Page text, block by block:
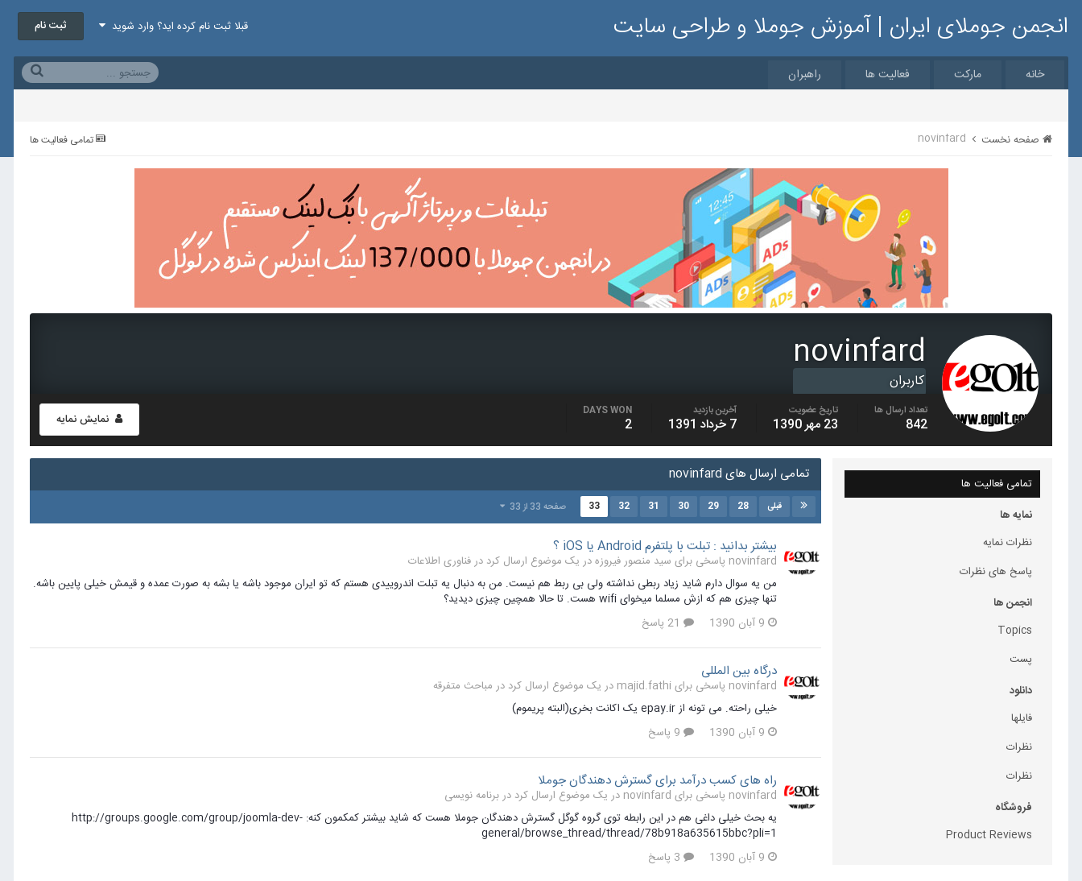
انجمن جوملای ایران | آموزش جوملا و طراحی سایت قبلا ثبت نام کرده اید؟ وارد شوید ثبت نام
خانه مارکت فعالیت ها راهبران
تمامی فعالیت ها صفحه نخست novinfard
novinfard
کاربران
نمایش نمایه تعداد ارسال ها
842
تاریخ عضویت
23 مهر 1390
آخرین بازدید
7 خرداد 1391
DAYS WON
2
تمامی فعالیت ها
نمایه ها
نظرات نمایه
پاسخ های نظرات
انجمن ها
Topics
پست
دانلود
فایلها
نظرات
نظرات
فروشگاه
Product Reviews
تمامی ارسال های novinfard
قبلی 28
29
30
31
32
33 صفحه 33 از 33
بیشتر بدانید : تبلت با پلتفرم Android یا iOS ؟
novinfard پاسخی برای سید منصور فیروزه در یک موضوع ارسال کرد در
فناوری اطلاعات
من یه سوال دارم شاید زیاد ربطی نداشته ولی بی ربط هم نیست. من به دنبال یه تبلت اندروییدی هستم که تو ایران موجود باشه یا بشه به صورت عمده و قیمش خیلی پایین باشه.
تنها چیزی هم که ازش مسلما میخوای wifi هست. تا حالا همچین چیزی دیدید؟
9 آبان 1390
درگاه بین المللی
novinfard پاسخی برای majid.fathi در یک موضوع ارسال کرد در
مباحث متفرقه
خیلی راحته. می تونه از epay.ir یک اکانت بخری(البته پریموم)
9 آبان 1390
راه های کسب درآمد برای گسترش دهندگان جوملا
novinfard پاسخی برای novinfard در یک موضوع ارسال کرد در
برنامه نویسی
یه بحث خیلی داغی هم در این رابطه توی گروه گوگل گسترش دهندگان جوملا هست که شاید بیشتر کمکمون کنه: http://groups.google.com/group/joomla-dev-
general/browse_thread/thread/78b918a635615bbc?pli=1
9 آبان 1390